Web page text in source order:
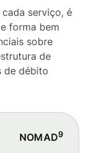
serviço, é
forma bem
sobre
de
de débito
NOMAD9